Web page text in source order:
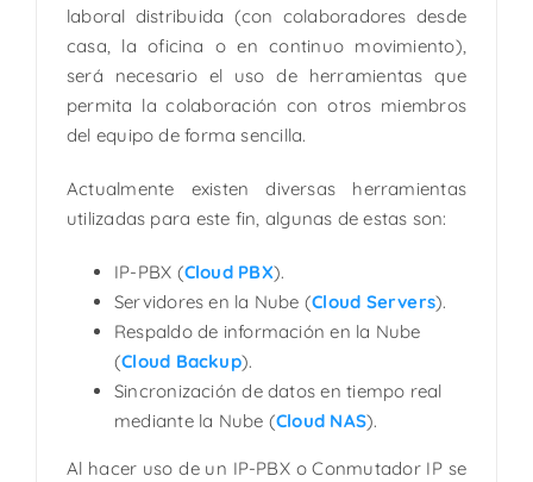
laboral distribuida (con colaboradores desde
casa, la oficina o en continuo movimiento),
será necesario el uso de herramientas que
permita la colaboración con otros miembros
del equipo de forma sencilla.
Actualmente existen diversas herramientas
utilizadas para este fin, algunas de estas son:
IP-PBX (Cloud PBX).
Servidores en la Nube (Cloud Servers).
Respaldo de información en la Nube
(Cloud Backup).
Sincronización de datos en tiempo real
mediante la Nube (Cloud NAS).
Al hacer uso de un IP-PBX o Conmutador IP se